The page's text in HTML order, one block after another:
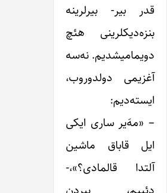
قدر بیر- بیرلرینه
بنزه‌دیکلرینی هئچ
دویمامیشدیم. نه‌سه
آغزیمی دولدوروب،
ایسته‌دیم:
– «مهَ‌یر ساری ایکی
ایل قاباق ماشین
آلتدا قالمادی؟»،-